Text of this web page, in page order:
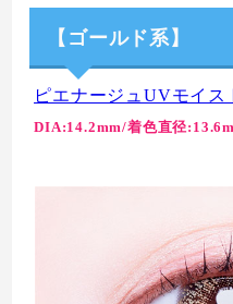
【ゴールド系】
ピエナージュUVモイス
DIA:14.2mm/着色直径